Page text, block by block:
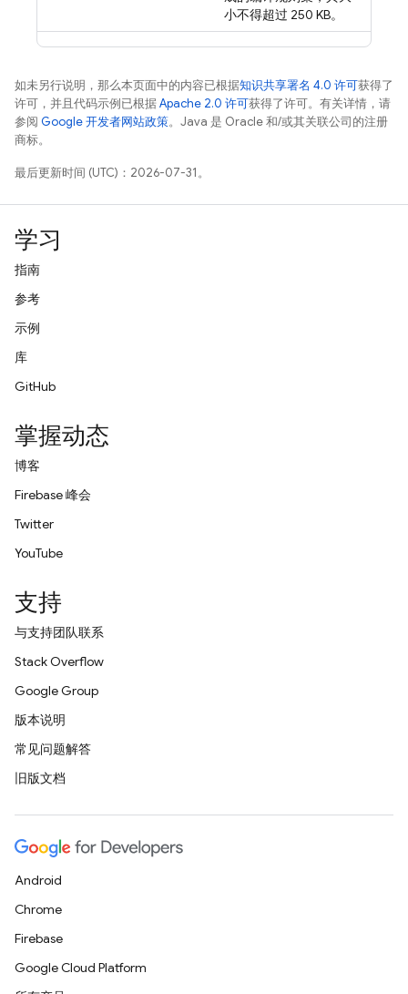
小不得超过 250 KB。
如未另行说明，那么本页面中的内容已根据知识共享署名 4.0 许可获得了
许可，并且代码示例已根据Apache 2.0 许可获得了许可。有关详情，请
参阅 Google 开发者网站政策。Java 是 Oracle 和/或其关联公司的注册
商标。
最后更新时间 (UTC)：2026-07-31。
学习
指南
参考
示例
库
GitHub
掌握动态
博客
Firebase 峰会
Twitter
YouTube
支持
与支持团队联系
Stack Overflow
Google Group
版本说明
常见问题解答
旧版文档
Android
Chrome
Firebase
Google Cloud Platform